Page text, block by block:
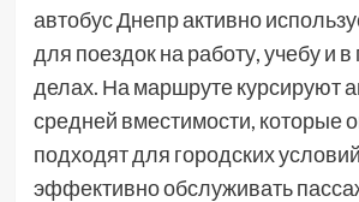
автобус Днепр активно
для поездок на работу, учебу и
делах. На маршруте курсируют
средней вместимости, которые
подходят для городских
эффективно обслуживать